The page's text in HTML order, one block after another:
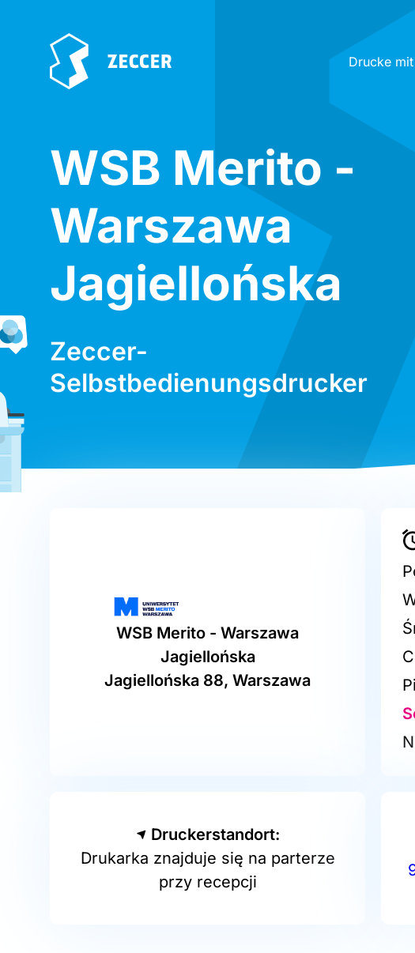
Drucke
WSB Merito -
Warszawa
Jagiellońska
Zeccer-
Selbstbedienungsdrucker
WSB Merito - Warszawa
Jagiellońska
Jagiellońska 88, Warszawa
Druckerstandort:
Drukarka znajduje się na parterze
przy recepcji